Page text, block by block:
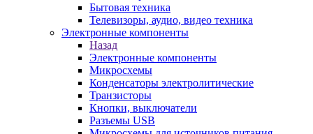
Бытовая техника
Телевизоры, аудио, видео техника
Электронные компоненты
Назад
Электронные компоненты
Микросхемы
Конденсаторы электролитические
Транзисторы
Кнопки, выключатели
Разъемы USB